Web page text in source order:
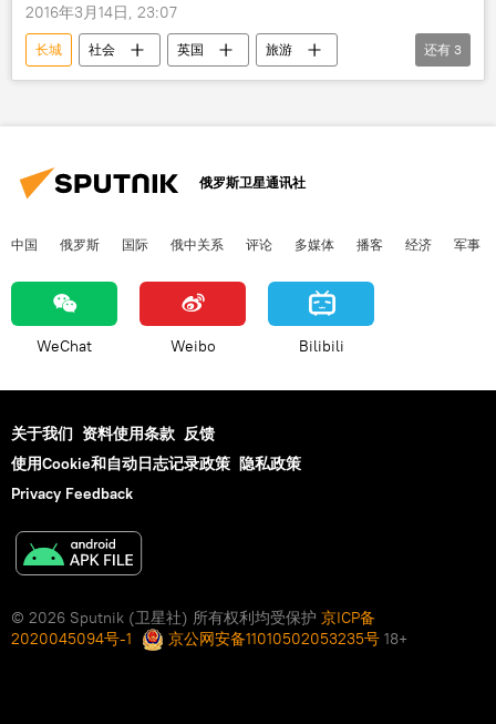
2016年3月14日, 23:07
长城 社会 英国
旅游
中国
俄罗斯 贝加尔湖
还有 3
俄罗斯卫星通讯社
中国 俄罗斯 国际 俄中关系 评论 多媒体 播客 经济 军事
WeChat Weibo Bilibili
关于我们 资料使用条款 反馈
使用Cookie和自动日志记录政策 隐私政策
Privacy Feedback
© 2026 Sputnik (卫星社) 所有权利均受保护 京ICP备
2020045094号-1
京公网安备11010502053235号 18+